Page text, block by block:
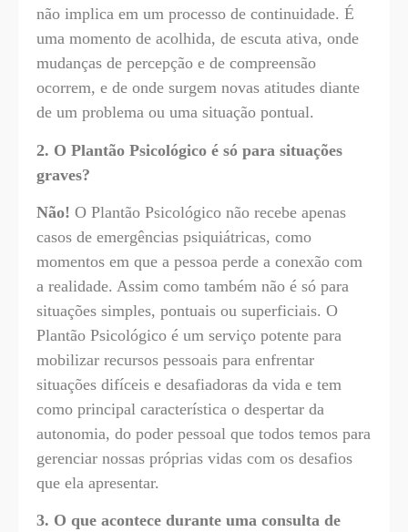
não implica em um processo de continuidade. É
uma momento de acolhida, de escuta ativa, onde
mudanças de percepção e de compreensão
ocorrem, e de onde surgem novas atitudes diante
de um problema ou uma situação pontual.
2. O Plantão Psicológico é só para situações
graves?
Não! O Plantão Psicológico não recebe apenas
casos de emergências psiquiátricas, como
momentos em que a pessoa perde a conexão com
a realidade. Assim como também não é só para
situações simples, pontuais ou superficiais. O
Plantão Psicológico é um serviço potente para
mobilizar recursos pessoais para enfrentar
situações difíceis e desafiadoras da vida e tem
como principal característica o despertar da
autonomia, do poder pessoal que todos temos para
gerenciar nossas próprias vidas com os desafios
que ela apresentar.
3. O que acontece durante uma consulta de